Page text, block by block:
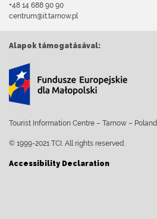
+48 14 688 90 90
centrum@it.tarnow.pl
Alapok támogatásával:
Tourist Information Centre – Tarnow – Poland
© 1999-2021 TCI. All rights reserved.
Accessibility Declaration